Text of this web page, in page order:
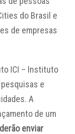
do Brasil e
de empresas
ICI – Instituto
e
A
de um
enviar